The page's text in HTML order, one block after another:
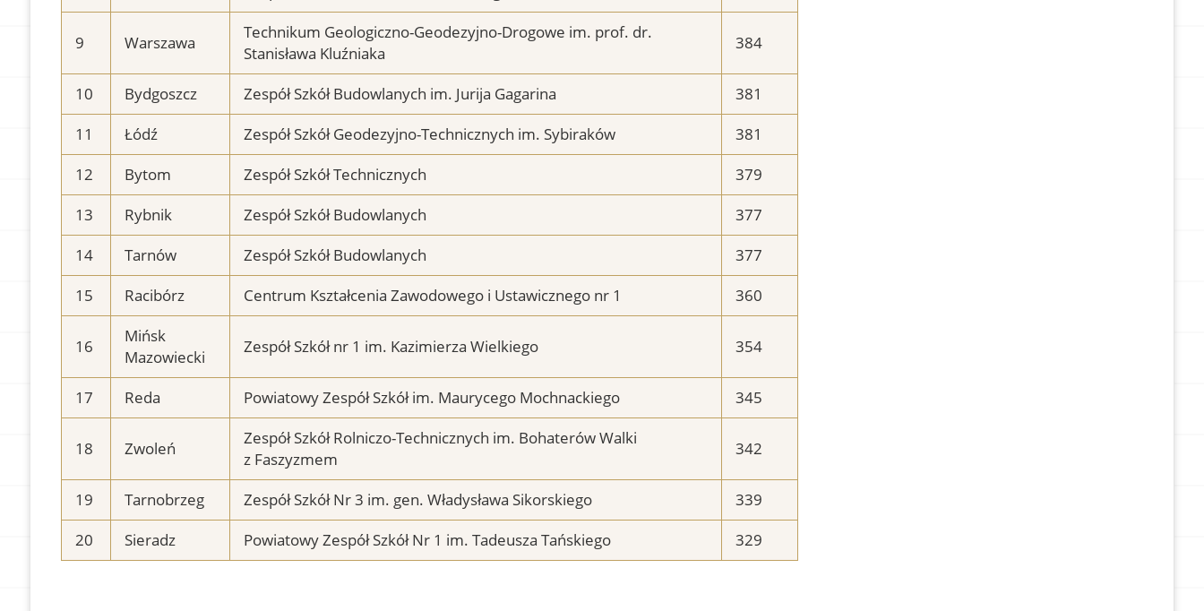
9 Warszawa
Technikum Geologiczno-Geodezyjno-Drogowe im. prof. dr.
Stanisława Kluźniaka
384
10 Bydgoszcz Zespół Szkół Budowlanych im. Jurija Gagarina
381
11
Łódź Zespół Szkół Geodezyjno-Technicznych im. Sybiraków
381
12
Bytom Zespół Szkół Technicznych
379
13
Rybnik Zespół Szkół Budowlanych
377
14
Tarnów Zespół Szkół Budowlanych
377
15
Racibórz Centrum Kształcenia Zawodowego i Ustawicznego nr 1 360
16
Mińsk
Mazowiecki
Zespół Szkół nr 1 im. Kazimierza Wielkiego 354
17 Reda Powiatowy Zespół Szkół im. Maurycego Mochnackiego 345
18 Zwoleń
Zespół Szkół Rolniczo-Technicznych im. Bohaterów Walki
z Faszyzmem
342
19 Tarnobrzeg Zespół Szkół Nr 3 im. gen. Władysława Sikorskiego
339
20
Sieradz Powiatowy Zespół Szkół Nr 1 im. Tadeusza Tańskiego 329